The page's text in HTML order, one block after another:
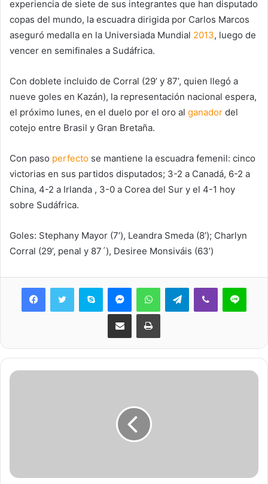
experiencia de siete de sus integrantes que han disputado
copas del mundo, la escuadra dirigida por Carlos Marcos
aseguró medalla en la Universiada Mundial 2013, luego de
vencer en semifinales a Sudáfrica.
Con doblete incluido de Corral (29’ y 87’, quien llegó a
nueve goles en Kazán), la representación nacional espera,
el próximo lunes, en el duelo por el oro al ganador del
cotejo entre Brasil y Gran Bretaña.
Con paso perfecto se mantiene la escuadra femenil: cinco
victorias en sus partidos disputados; 3-2 a Canadá, 6-2 a
China, 4-2 a Irlanda , 3-0 a Corea del Sur y el 4-1 hoy
sobre Sudáfrica.
Goles: Stephany Mayor (7’), Leandra Smeda (8’); Charlyn
Corral (29’, penal y 87´), Desiree Monsiváis (63’)
Skype MessengerWhatsAppTelegramViber Line
Share via Email Print